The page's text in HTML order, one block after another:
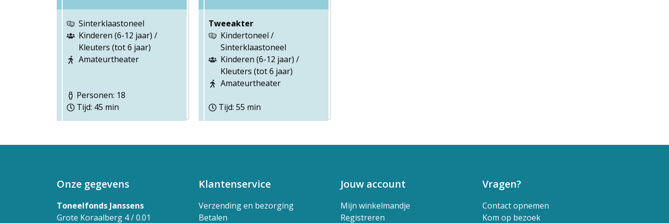
Sinterklaastoneel
Kinderen (6-12 jaar) /
Kleuters (tot 6 jaar)
Amateurtheater
Personen: 18
Tijd: 45 min
Tweeakter
Kindertoneel /
Sinterklaastoneel
Kinderen (6-12 jaar) /
Kleuters (tot 6 jaar)
Amateurtheater
Tijd: 55 min
Onze gegevens
Toneelfonds Janssens
Grote Koraalberg 4 / 0.01
Klantenservice
Verzending en bezorging
Betalen
Jouw account
Mijn winkelmandje
Registreren
Vragen?
Contact opnemen
Kom op bezoek